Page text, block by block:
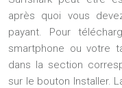
après quoi vous
payant. Pour
smartphone ou votre
dans la section
sur le bouton Installer.